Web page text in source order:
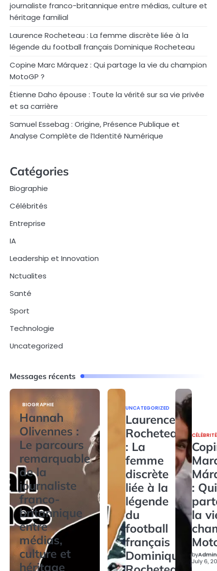
journaliste franco-britannique entre médias, culture et
héritage familial
Laurence Rocheteau : La femme discrète liée à la
légende du football français Dominique Rocheteau
Copine Marc Márquez : Qui partage la vie du champion
MotoGP ?
Étienne Daho épouse : Toute la vérité sur sa vie privée
et sa carrière
Samuel Essebag : Origine, Présence Publique et
Analyse Complète de l’Identité Numérique
Catégories
Biographie
Célébrités
Entreprise
IA
Leadership et Innovation
Nctualites
Santé
Sport
Technologie
Uncategorized
Messages récents
BIOGRAPHIE
Hannah
Olivennes :
Le parcours
remarquable
de la
journaliste
franco-
britannique
entre
médias,
culture et
héritage
UNCATEGORIZED
Laurence
Rocheteau
: La
femme
discrète
liée à la
légende
du
football
français
Dominique
: Qui
la
byAdmin
July 6,